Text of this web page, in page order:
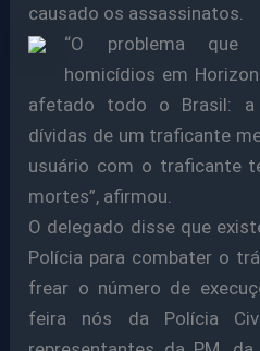
causado os assassinatos.
“O problema que
homicídios em
afetado todo o Brasil: a
dívidas de um traficante
usuário com o traficante
mortes”, afirmou.
O delegado disse que
Polícia para combater o
frear o número de
feira nós da Polícia